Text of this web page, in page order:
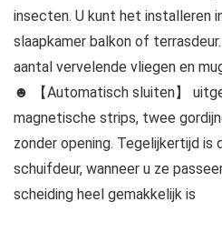
insecten. U kunt het installeren
slaapkamer balkon of
aantal vervelende vliegen en
☻ 【Automatisch sluiten】
magnetische strips, twee
zonder opening. Tegelijkertijd is
schuifdeur, wanneer u ze
scheiding heel gemakkelijk is